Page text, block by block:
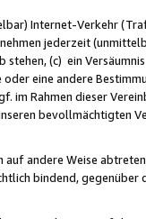
Internet-Verkehr
jederzeit
(c) ein
eine andere
im Rahmen dieser
bevollmächtigten
auf andere Weise
bindend, gegenüber